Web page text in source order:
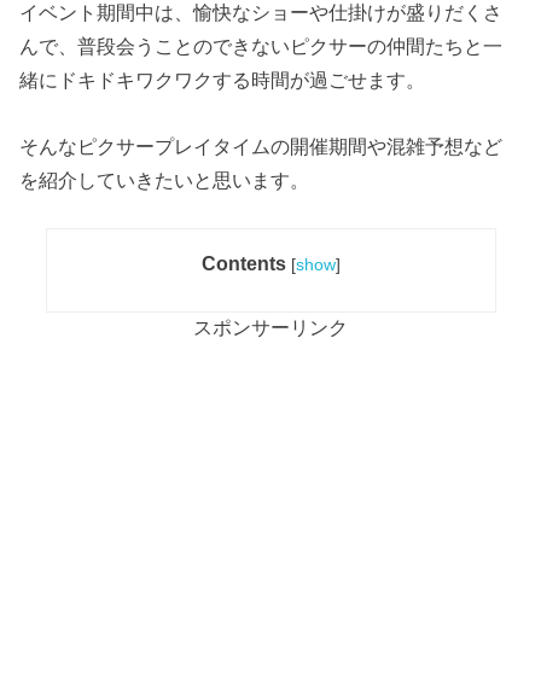
イベント期間中は、愉快なショーや仕掛けが盛りだくさ
んで、普段会うことのできないピクサーの仲間たちと一
緒にドキドキワクワクする時間が過ごせます。
そんなピクサープレイタイムの開催期間や混雑予想など
を紹介していきたいと思います。
Contents [show]
スポンサーリンク